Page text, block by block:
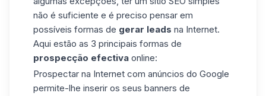
não é suficiente e é preciso pensar em
possíveis formas de gerar leads na Internet.
Aqui estão as 3 principais formas de
prospecção efectiva online:
Prospectar na Internet com anúncios do Google
permite-lhe inserir os seus banners de